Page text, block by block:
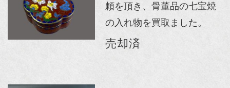
頼を頂き、骨董品の七宝焼
の入れ物を買取ました。
売却済